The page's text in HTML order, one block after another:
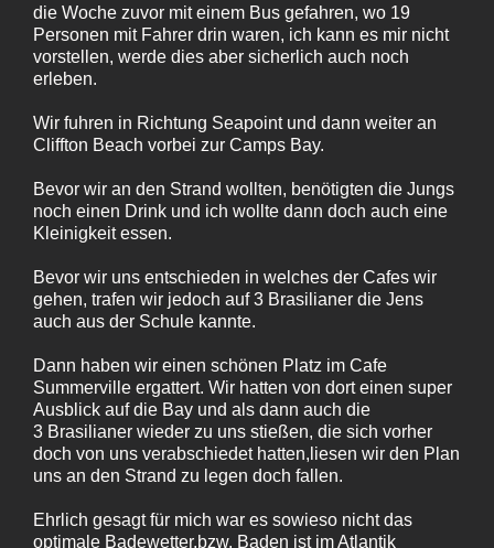
die Woche zuvor mit einem Bus gefahren, wo 19
Personen mit Fahrer drin waren, ich kann es mir nicht
vorstellen, werde dies aber sicherlich auch noch
erleben.
Wir fuhren in Richtung Seapoint und dann weiter an
Cliffton Beach vorbei zur Camps Bay.
Bevor wir an den Strand wollten, benötigten die Jungs
noch einen Drink und ich wollte dann doch auch eine
Kleinigkeit essen.
Bevor wir uns entschieden in welches der Cafes wir
gehen, trafen wir jedoch auf 3 Brasilianer die Jens
auch aus der Schule kannte.
Dann haben wir einen schönen Platz im Cafe
Summerville ergattert. Wir hatten von dort einen super
Ausblick auf die Bay und als dann auch die
3 Brasilianer wieder zu uns stießen, die sich vorher
doch von uns verabschiedet hatten,liesen wir den Plan
uns an den Strand zu legen doch fallen.
Ehrlich gesagt für mich war es sowieso nicht das
optimale Badewetter,bzw. Baden ist im Atlantik